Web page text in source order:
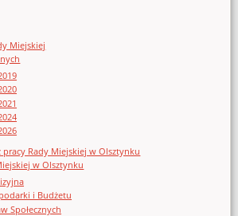
Miejskiej
pracy Rady Miejskiej w Olsztynku
w Olsztynku
i Budżetu
Społecznych